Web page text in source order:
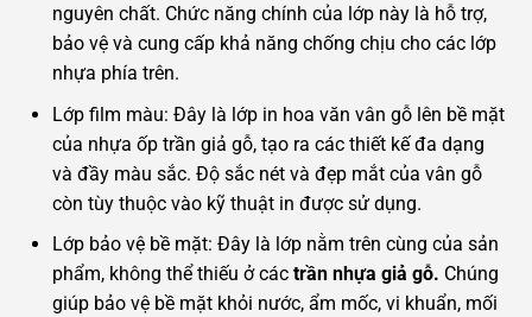
nguyên chất. Chức năng chính của lớp này là hỗ trợ,
bảo vệ và cung cấp khả năng chống chịu cho các lớp
nhựa phía trên.
Lớp film màu: Đây là lớp in hoa văn vân gỗ lên bề mặt
của nhựa ốp trần giả gỗ, tạo ra các thiết kế đa dạng
và đầy màu sắc. Độ sắc nét và đẹp mắt của vân gỗ
còn tùy thuộc vào kỹ thuật in được sử dụng.
Lớp bảo vệ bề mặt: Đây là lớp nằm trên cùng của sản
phẩm, không thể thiếu ở các trần nhựa giả gỗ. Chúng
giúp bảo vệ bề mặt khỏi nước, ẩm mốc, vi khuẩn, mối